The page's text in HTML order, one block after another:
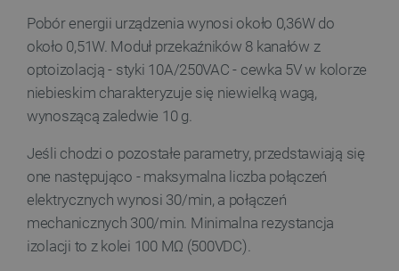
Pobór energii urządzenia wynosi około 0,36W do
około 0,51W. Moduł przekaźników 8 kanałów z
optoizolacją - styki 10A/250VAC - cewka 5V w kolorze
niebieskim charakteryzuje się niewielką wagą,
wynoszącą zaledwie 10 g.
Jeśli chodzi o pozostałe parametry, przedstawiają się
one następująco - maksymalna liczba połączeń
elektrycznych wynosi 30/min, a połączeń
mechanicznych 300/min. Minimalna rezystancja
izolacji to z kolei 100 MΩ (500VDC).
PrestaShop-[abcdef0123456789]{32}
_lb